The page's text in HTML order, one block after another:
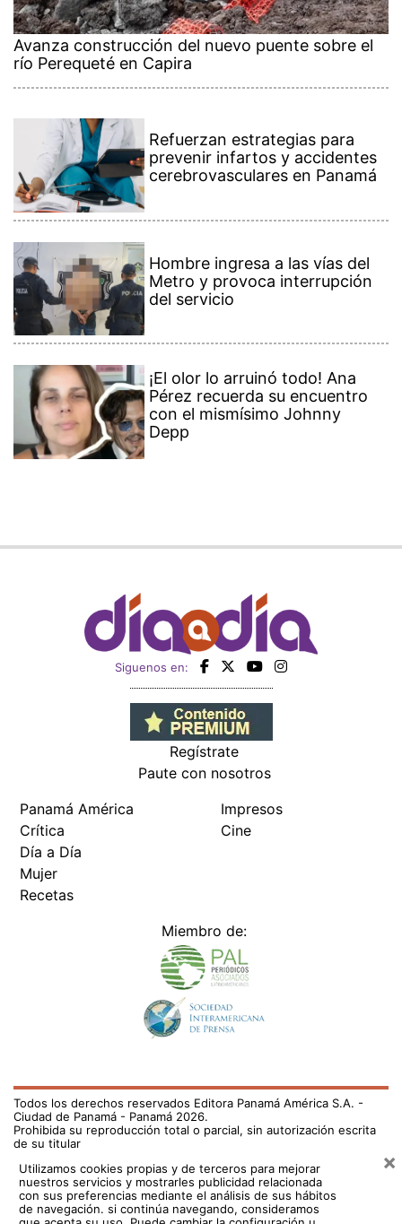
Avanza construcción del nuevo puente sobre el
río Perequeté en Capira
Refuerzan estrategias para
prevenir infartos y accidentes
cerebrovasculares en Panamá
Hombre ingresa a las vías del
Metro y provoca interrupción
del servicio
¡El olor lo arruinó todo! Ana
Pérez recuerda su encuentro
con el mismísimo Johnny
Depp
Siguenos en:
Regístrate
Paute con nosotros
Panamá América
Crítica
Día a Día
Mujer
Recetas
Impresos
Cine
Miembro de:
Todos los derechos reservados Editora Panamá América S.A. -
Ciudad de Panamá - Panamá 2026.
Prohibida su reproducción total o parcial, sin autorización escrita
de su titular
Utilizamos cookies propias y de terceros para mejorar
nuestros servicios y mostrarles publicidad relacionada
con sus preferencias mediante el análisis de sus hábitos
de navegación. si continúa navegando, consideramos
×